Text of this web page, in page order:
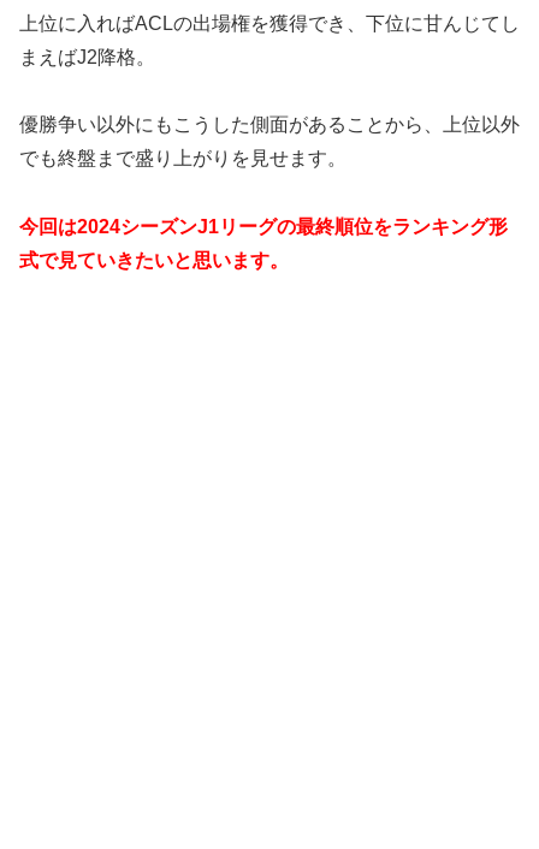
上位に入ればACLの出場権を獲得でき、下位に甘んじてし
まえばJ2降格。
優勝争い以外にもこうした側面があることから、上位以外
でも終盤まで盛り上がりを見せます。
今回は2024シーズンJ1リーグの最終順位をランキング形
式で見ていきたいと思います。